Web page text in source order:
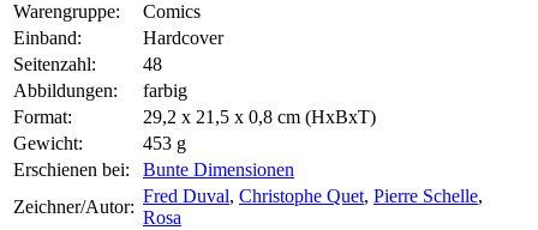
Warengruppe:
Comics
Einband:
Hardcover
Seitenzahl:
48
Abbildungen:
farbig
Format:
29,2 x 21,5 x 0,8 cm (HxBxT)
Gewicht:
453 g
Erschienen bei:
Bunte Dimensionen
Zeichner/Autor:
Fred Duval, Christophe Quet, Pierre Schelle,
Rosa